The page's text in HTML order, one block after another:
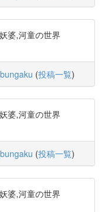
婆,河童の世界
(投稿一覧)
婆,河童の世界
(投稿一覧)
婆,河童の世界